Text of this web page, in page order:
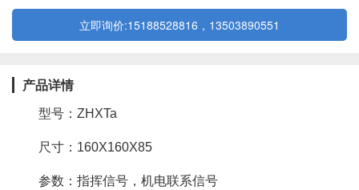
立即询价:15188528816，13503890551
产品详情
型号：ZHXTa
尺寸：160X160X85
参数：指挥信号，机电联系信号